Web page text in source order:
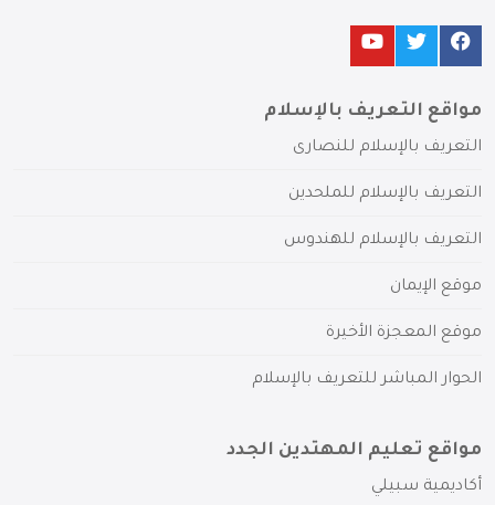
مواقع التعريف بالإسلام
التعريف بالإسلام للنصارى
التعريف بالإسلام للملحدين
التعريف بالإسلام للهندوس
موقع الإيمان
موقع المعجزة الأخيرة
الحوار المباشر للتعريف بالإسلام
مواقع تعليم المهتدين الجدد
أكاديمية سبيلي